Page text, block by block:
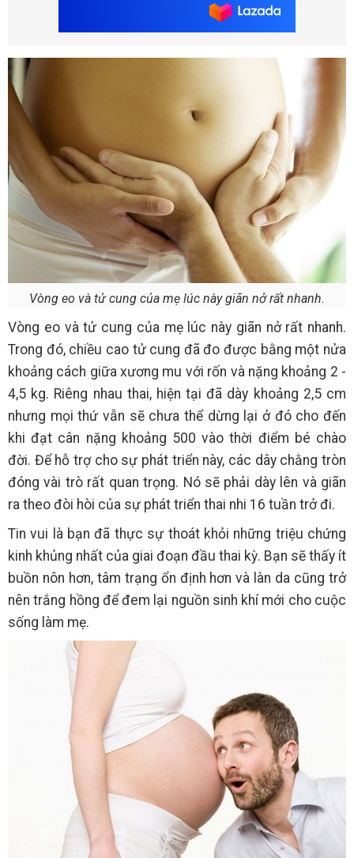
Vòng eo và tử cung của mẹ lúc này giãn nở rất nhanh.
Vòng eo và tử cung của mẹ lúc này giãn nở rất nhanh.
Trong đó, chiều cao tử cung đã đo được bằng một nửa
khoảng cách giữa xương mu với rốn và nặng khoảng 2 -
4,5 kg. Riêng nhau thai, hiện tại đã dày khoảng 2,5 cm
nhưng mọi thứ vẫn sẽ chưa thể dừng lại ở đó cho đến
khi đạt cân nặng khoảng 500 vào thời điểm bé chào
đời. Để hỗ trợ cho sự phát triển này, các dây chằng tròn
đóng vài trò rất quan trọng. Nó sẽ phải dày lên và giãn
ra theo đòi hòi của sự phát triển thai nhi 16 tuần trở đi.
Tin vui là bạn đã thực sự thoát khỏi những triệu chứng
kinh khủng nhất của giai đoạn đầu thai kỳ. Bạn sẽ thấy ít
buồn nôn hơn, tâm trạng ổn định hơn và làn da cũng trở
nên trắng hồng để đem lại nguồn sinh khí mới cho cuộc
sống làm mẹ.